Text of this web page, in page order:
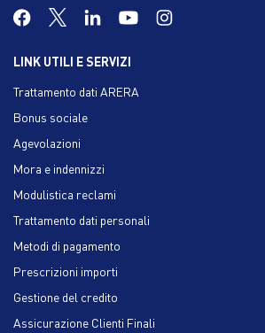
LINK UTILI E SERVIZI
Trattamento dati ARERA
Bonus sociale
Agevolazioni
Mora e indennizzi
Modulistica reclami
Trattamento dati personali
Metodi di pagamento
Prescrizioni importi
Gestione del credito
Assicurazione Clienti Finali